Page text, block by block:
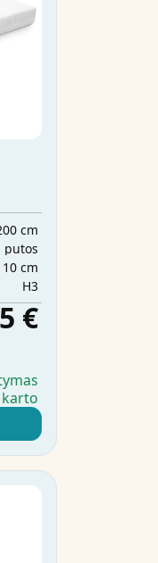
cm
putos
10 cm
H3
€
karto